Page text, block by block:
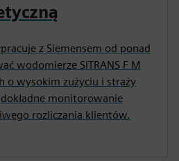
z Siemensem od ponad
wodomierze SITRANS F M
o wysokim zużyciu i straży
monitorowanie
rozliczania klientów.